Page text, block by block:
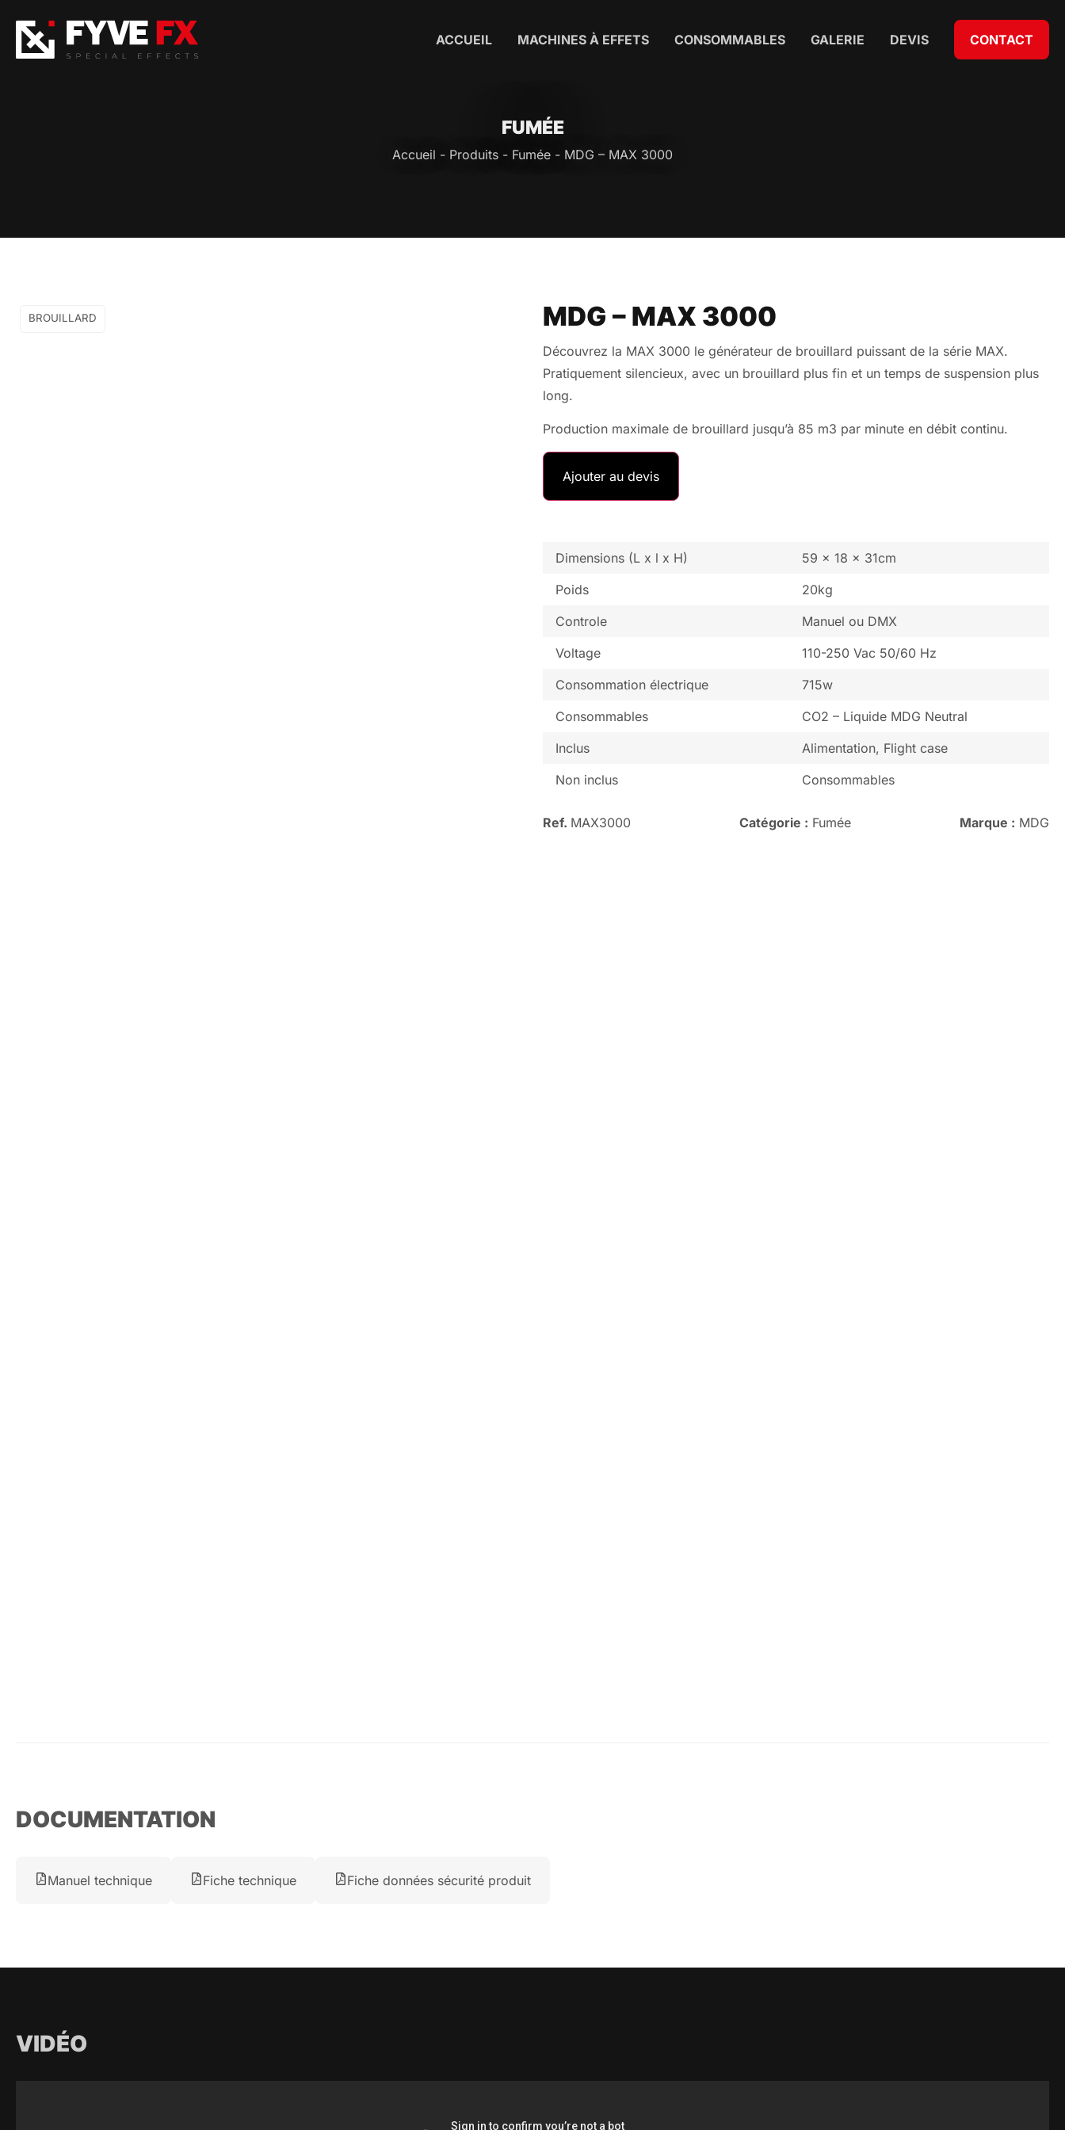
ACCUEIL MACHINES À EFFETS CONSOMMABLES GALERIE DEVIS CONTACT
FUMÉE
Accueil - Produits - Fumée - MDG – MAX 3000
MDG – MAX 3000
Découvrez la MAX 3000 le générateur de brouillard puissant de la série MAX.
Pratiquement silencieux, avec un brouillard plus fin et un temps de suspension plus
long.
Production maximale de brouillard jusqu’à 85 m3 par minute en débit continu.
Ajouter au devis
Dimensions (L x l x H)
59 x 18 x 31cm
Poids
20kg
Controle
Manuel ou DMX
Voltage
110-250 Vac 50/60 Hz
Consommation électrique
715w
Consommables
CO2 – Liquide MDG Neutral
Inclus
Alimentation, Flight case
Non inclus
Consommables
Ref. MAX3000 Catégorie : Fumée Marque : MDG
BROUILLARD
DOCUMENTATION
Manuel technique Fiche technique Fiche données sécurité produit
VIDÉO